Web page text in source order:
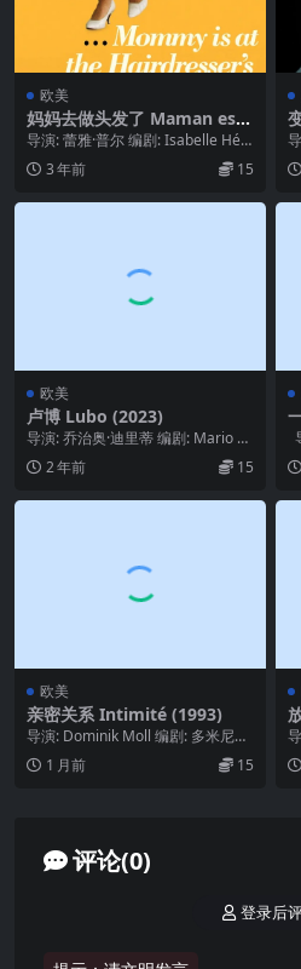
欧美
妈妈去做头发了 Maman est
chez le coiffeur (2008)
导演: 蕾雅·普尔 编剧: Isabelle Héb
ert 主演: 玛丽安·弗蒂...
3 年前 15
欧美
卢博 Lubo (2023)
导演: 乔治奥·迪里蒂 编剧: Mario C
avatore / 乔治奥·迪里蒂...
2 年前 15
欧美
亲密关系 Intimité (1993)
导演: Dominik Moll 编剧: 多米尼克·
摩尔 Dominik Mol...
1 月前 15
评论(0)
登录后